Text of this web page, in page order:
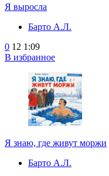
Я выросла
Барто А.Л.
0 12 1:09
В избранное
Я знаю, где живут моржи
Барто А.Л.